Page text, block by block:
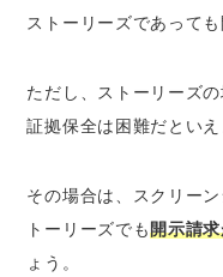
ストーリーズであって
ただし、ストーリーズ
証拠保全は困難だといえ
その場合は、 スクリー
トーリーズでも開示請
ょう。